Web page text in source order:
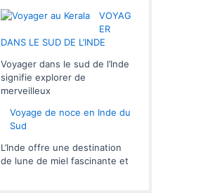
VOYAG
ER
DANS LE SUD DE L’INDE
Voyager dans le sud de l’Inde
signifie explorer de
merveilleux
Voyage de noce en Inde du
Sud
L’Inde offre une destination
de lune de miel fascinante et